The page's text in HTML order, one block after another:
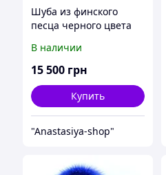
Шуба из финского
песца черного цвета
В наличии
15 500 грн
Купить
"Anastasiya-shop"